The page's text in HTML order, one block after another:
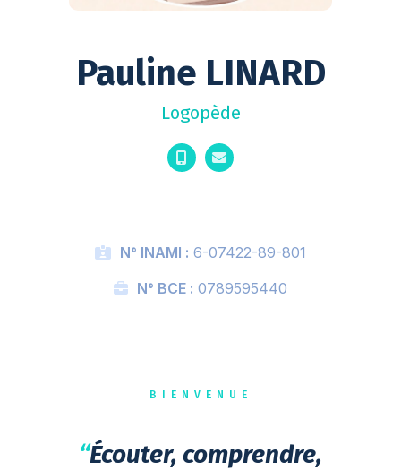
Pauline LINARD
Logopède
N° INAMI : 6-07422-89-801
N° BCE : 0789595440
BIENVENUE
“Écouter, comprendre,